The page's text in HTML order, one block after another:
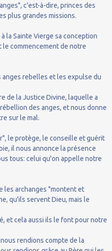
c'est-à-dire, princes des
plus grandes missions.
la Sainte Vierge sa conception
le commencement de notre
rebelles et les expulse du
de la Justice Divine, laquelle a
des anges, et nous donne
sur le mal.
le protège, le conseille et guérit
il nous annonce la présence
tous: celui qu'on appelle notre
les archanges "montent et
qu'ils servent Dieu, mais le
et cela aussi ils le font pour notre
rendions compte de la